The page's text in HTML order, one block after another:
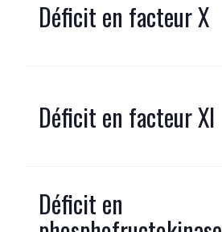
Déficit en facteur X
Déficit en facteur XI
Déficit en